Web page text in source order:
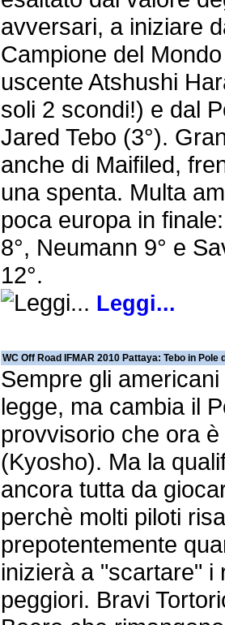
avversari, a iniziare
Campione del Mondo
uscente Atshushi
soli 2 scondi!) e dal
Jared Tebo (3°).
anche di Maifiled,
una spenta. Multa
poca europa in
8°, Neumann 9° e
12°.
Leggi...
WC Off Road IFMAR 2010 Pattaya: Tebo in Pole
Sempre gli
legge, ma cambia il
provvisorio che ora è
(Kyosho). Ma la
ancora tutta da
perchè molti piloti
prepotentemente
inizierà a "scartare" i
peggiori. Bravi